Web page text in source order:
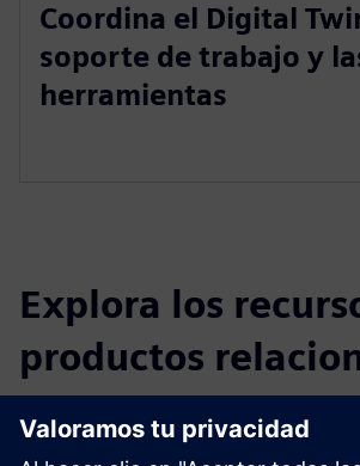
Coordina el Digital
soporte de trabajo y
herramientas
Explora los
productos
Información y recursos